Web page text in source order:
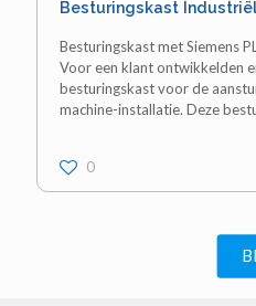
Besturingskast
Besturingskast met Siemens
Voor een klant ontwikkelden
besturingskast voor de
machine-installatie. Deze
0